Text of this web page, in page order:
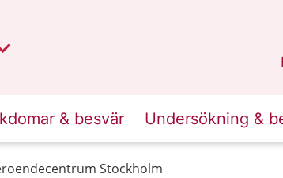
& besvär Undersökning &
Stockholm